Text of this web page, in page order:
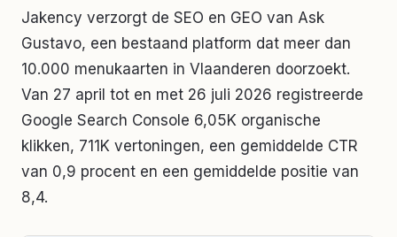
Jakency verzorgt de SEO en GEO van Ask
Gustavo, een bestaand platform dat meer dan
10.000 menukaarten in Vlaanderen doorzoekt.
Van 27 april tot en met 26 juli 2026 registreerde
Google Search Console 6,05K organische
klikken, 711K vertoningen, een gemiddelde CTR
van 0,9 procent en een gemiddelde positie van
8,4.